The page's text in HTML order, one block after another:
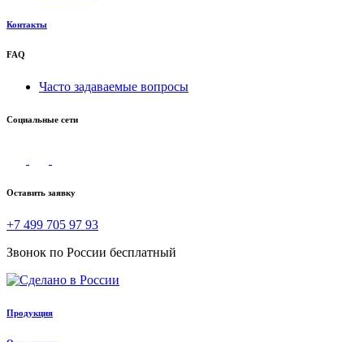
Контакты
FAQ
Часто задаваемые вопросы
Социальные сети
Оставить заявку
+7 499 705 97 93
Звонок по России бесплатный
Продукция